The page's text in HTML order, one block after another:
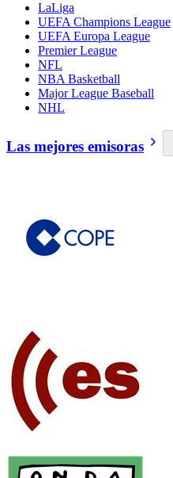
LaLiga
UEFA Champions League
UEFA Europa League
Premier League
NFL
NBA Basketball
Major League Baseball
NHL
Las mejores emisoras